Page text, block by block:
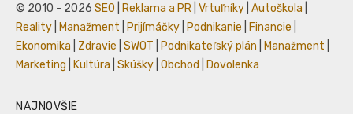
© 2010 - 2026 SEO Reklama a PR Vrtuľníky Autoškola
Reality
Manažment Prijímáčky Podnikanie Financie
Ekonomika
Zdravie SWOT Podnikateľský plán Manažment
Marketing
Kultúra Skúšky Obchod Dovolenka
NAJNOVŠIE